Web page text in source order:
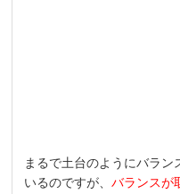
まるで土台のようにバラ
いるのですが、バランスが